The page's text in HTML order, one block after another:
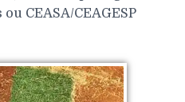
CEASA/CEAGESP